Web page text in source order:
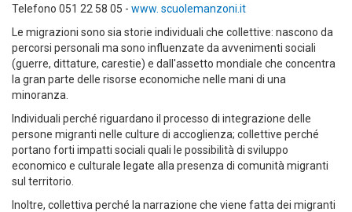
Telefono 051 22 58 05 - www. scuolemanzoni.it
Le migrazioni sono sia storie individuali che collettive: nascono da
percorsi personali ma sono influenzate da avvenimenti sociali
(guerre, dittature, carestie) e dall'assetto mondiale che concentra
la gran parte delle risorse economiche nelle mani di una
minoranza.
Individuali perché riguardano il processo di integrazione delle
persone migranti nelle culture di accoglienza; collettive perché
portano forti impatti sociali quali le possibilità di sviluppo
economico e culturale legate alla presenza di comunità migranti
sul territorio.
Inoltre, collettiva perché la narrazione che viene fatta dei migranti